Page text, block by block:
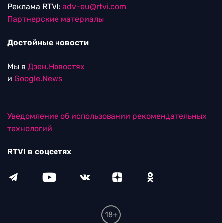
Реклама RTVI: adv-eu@rtvi.com
Партнерские материалы
Достойные новости
Мы в Дзен.Новостях
и Google.News
Уведомление об использовании рекомендательных
технологий
RTVI в соцсетях
18+